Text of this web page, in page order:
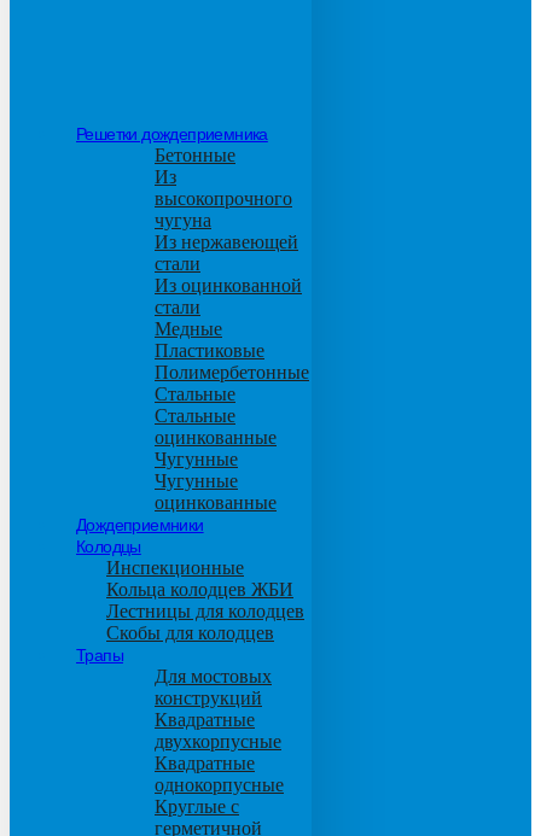
Решетки дождеприемника
Бетонные
Из
высокопрочного
чугуна
Из нержавеющей
стали
Из оцинкованной
стали
Медные
Пластиковые
Полимербетонные
Стальные
Стальные
оцинкованные
Чугунные
Чугунные
оцинкованные
Дождеприемники
Колодцы
Инспекционные
Кольца колодцев ЖБИ
Лестницы для колодцев
Скобы для колодцев
Трапы
Для мостовых
конструкций
Квадратные
двухкорпусные
Квадратные
однокорпусные
Круглые с
герметичной